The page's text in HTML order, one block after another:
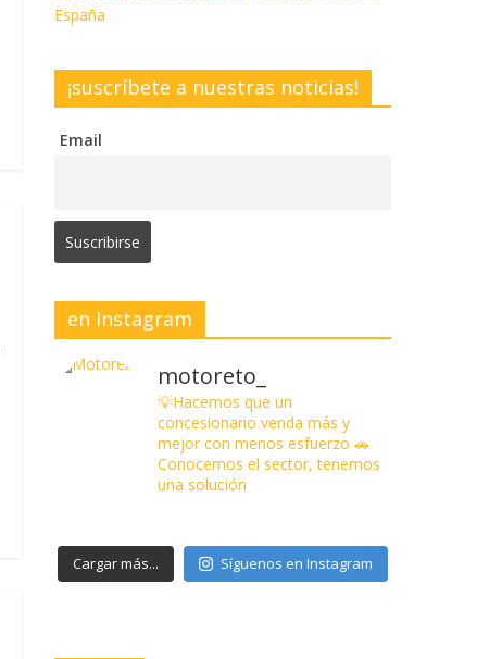
España
¡suscríbete a nuestras noticias!
Email
en Instagram
motoreto_
💡Hacemos que un
concesionario venda más y
mejor con menos esfuerzo 🚗
Conocemos el sector, tenemos
una solución
Cargar más... Síguenos en Instagram